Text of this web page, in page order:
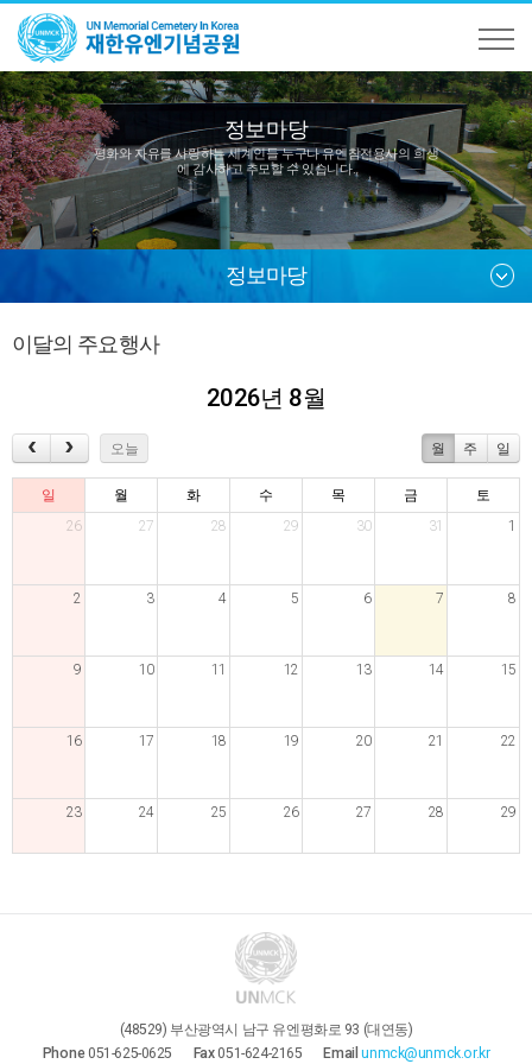
정보마당
평화와 자유를 사랑하는 세계인들 누구나유엔참전용사의 희생
에 감사하고 추모할 수 있습니다.
정보마당
이달의 주요행사
오늘 월 주 일
2026년 8월
일 월 화 수 목 금
토
26
27 28 29 30 31 1
2 3 4 5 6 7 8
9 10 11 12 13 14 15
16 17 18 19 20 21 22
23 24 25 26 27 28 29
(48529) 부산광역시 남구 유엔평화로 93 (대연동)
Phone051-625-0625 Fax051-624-2165 Email unmck@unmck.or.kr